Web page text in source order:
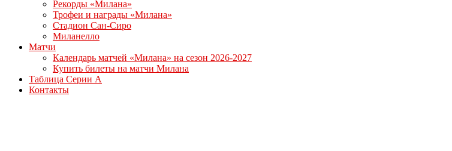
Рекорды «Милана»
Трофеи и награды «Милана»
Стадион Сан-Сиро
Миланелло
Матчи
Календарь матчей «Милана» на сезон 2026-2027
Купить билеты на матчи Милана
Таблица Серии А
Контакты